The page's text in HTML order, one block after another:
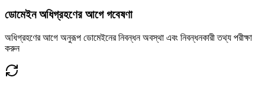
ডোমেইন অধিগ্রহণের আগে গবেষণা
অধিগ্রহণের আগে অনুরূপ ডোমেইনের নিবন্ধন অবস্থা এবং নিবন্ধনকারী তথ্য পরীক্ষা
করুন